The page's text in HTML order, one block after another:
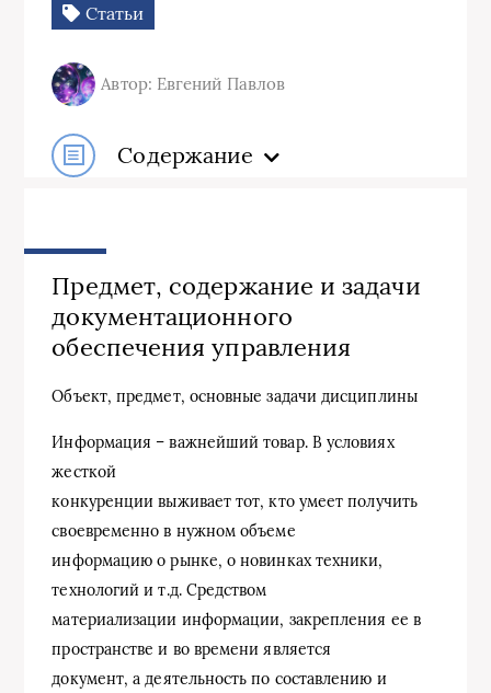
Статьи
Автор: Евгений Павлов
Содержание
Предмет, содержание и задачи
документационного
обеспечения управления
Объект, предмет, основные задачи дисциплины
Информация – важнейший товар. В условиях
жесткой
конкуренции выживает тот, кто умеет получить
своевременно в нужном объеме
информацию о рынке, о новинках техники,
технологий и т.д. Средством
материализации информации, закрепления ее в
пространстве и во времени является
документ, а деятельность по составлению и